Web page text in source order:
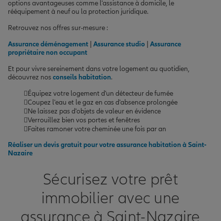
options avantageuses comme l'assistance à domicile, le
rééquipement à neuf ou la protection juridique.
Retrouvez nos offres sur-mesure :
Assurance déménagement Assurance studio Assurance
propriétaire non occupant
Et pour vivre sereinement dans votre logement au quotidien,
découvrez nos conseils habitation.
Équipez votre logement d'un détecteur de fumée
Coupez l'eau et le gaz en cas d'absence prolongée
Ne laissez pas d'objets de valeur en évidence
Verrouillez bien vos portes et fenêtres
Faites ramoner votre cheminée une fois par an
Réaliser un devis gratuit pour votre assurance habitation à Saint-
Nazaire
Sécurisez votre prêt
immobilier avec une
assurance à Saint-Nazaire